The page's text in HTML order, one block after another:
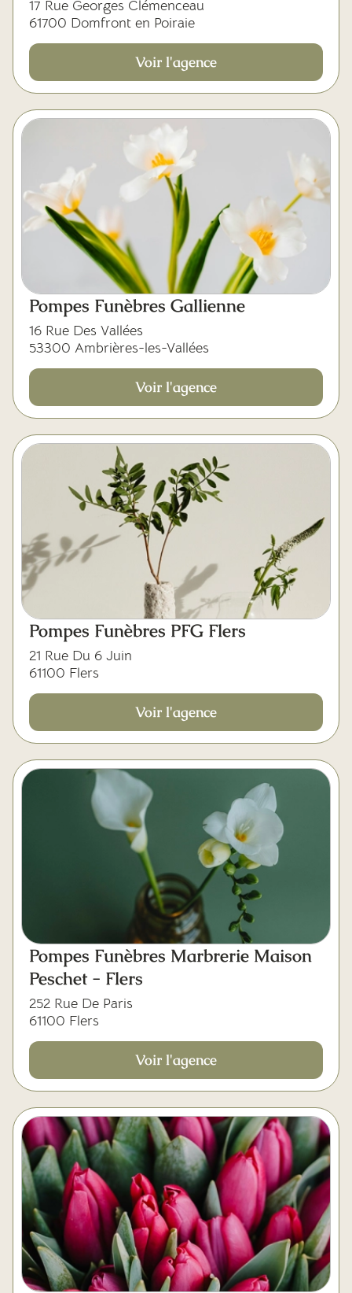
17 Rue Georges Clémenceau
61700 Domfront en Poiraie
Voir l'agence
Pompes Funèbres Gallienne
16 Rue Des Vallées
53300 Ambrières-les-Vallées
Voir l'agence
Pompes Funèbres PFG Flers
21 Rue Du 6 Juin
61100 Flers
Voir l'agence
Pompes Funèbres Marbrerie Maison
Peschet - Flers
252 Rue De Paris
61100 Flers
Voir l'agence